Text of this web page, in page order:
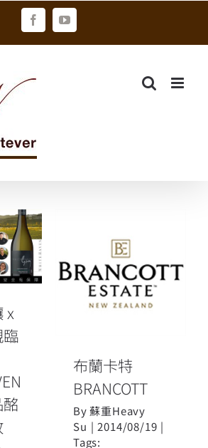
FacebookYouTube
x
臨
x
布蘭卡特
BRANCOTT
布蘭卡特
BRANCOTT
By蘇重Heavy
Su | 2014/08/19 |
Tags: